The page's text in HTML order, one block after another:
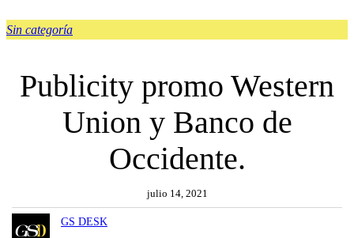
Sin categoría
Publicity promo Western
Union y Banco de
Occidente.
julio 14, 2021
GS DESK